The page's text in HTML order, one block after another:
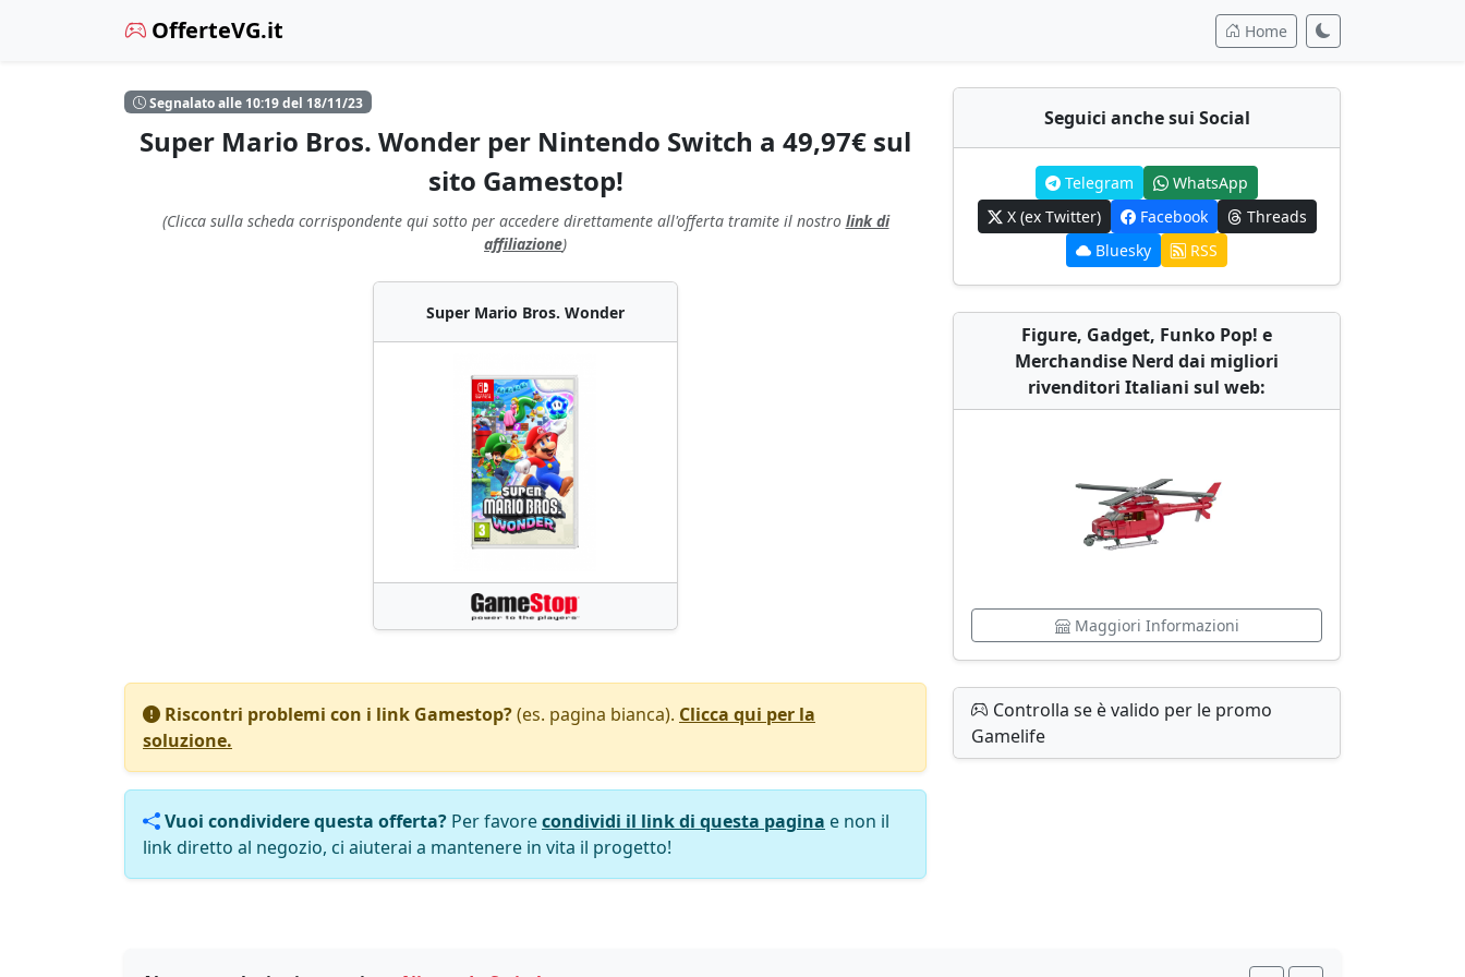
OfferteVG.it Home
Segnalato alle 10:19 del 18/11/23
Super Mario Bros. Wonder per Nintendo Switch a 49,97€ sul
sito Gamestop!
(Clicca sulla scheda corrispondente qui sotto per accedere direttamente all'offerta tramite il nostro link di
affiliazione)
Super Mario Bros. Wonder
Riscontri problemi con i link Gamestop?(es. pagina bianca). Clicca qui per la
soluzione.
Vuoi condividere questa offerta? Per favorecondividi il link di questa pagina e non il
link diretto al negozio, ci aiuterai a mantenere in vita il progetto!
Seguici anche sui Social
Telegram
WhatsApp
X (ex Twitter)
Facebook
Threads
Bluesky
RSS
Figure, Gadget, Funko Pop! e
Merchandise Nerd dai migliori
rivenditori Italiani sul web:
Maggiori Informazioni
Controlla se è valido per le promo
Gamelife